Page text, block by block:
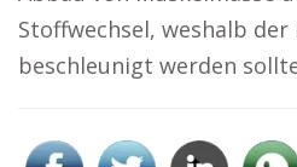
Stoffwechsel, weshalb der
beschleunigt werden